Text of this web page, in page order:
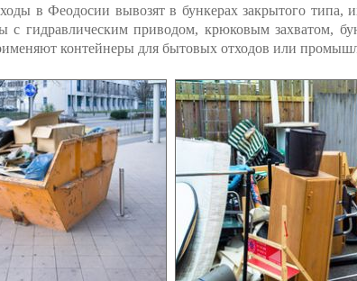
в Феодосии вывозят в бункерах закрытого типа,
с гидравлическим приводом, крюковым захватом,
контейнеры для бытовых отходов или